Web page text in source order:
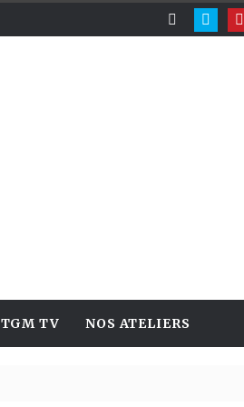
TGM TV NOS ATELIERS